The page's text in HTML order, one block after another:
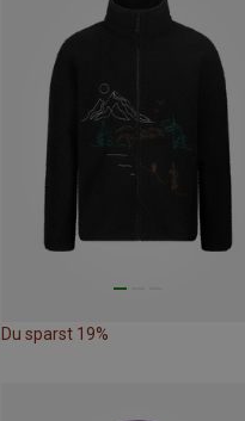
Du sparst 19%